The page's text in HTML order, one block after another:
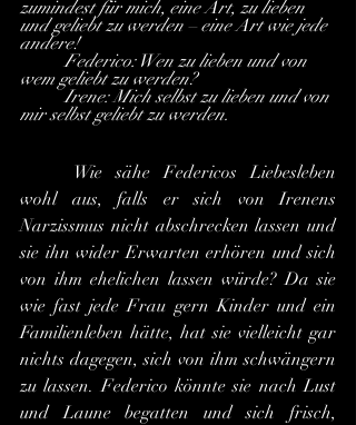
zumindest für mich, eine Art, zu lieben
und geliebt zu werden – eine Art wie jede
andere!
	Federico: Wen zu lieben und von
wem geliebt zu werden?
	Irene: Mich selbst zu lieben und von
mir selbst geliebt zu werden.
wohl aus, falls er sich von Irenens
Narzissmus nicht abschrecken lassen und
sie ihn wider Erwarten erhören und sich
von ihm ehelichen lassen würde? Da sie
wie fast jede Frau gern Kinder und ein
Familienleben hätte, hat sie vielleicht gar
nichts dagegen, sich von ihm schwängern
zu lassen. Federico könnte sie nach Lust
und Laune begatten und sich frisch,